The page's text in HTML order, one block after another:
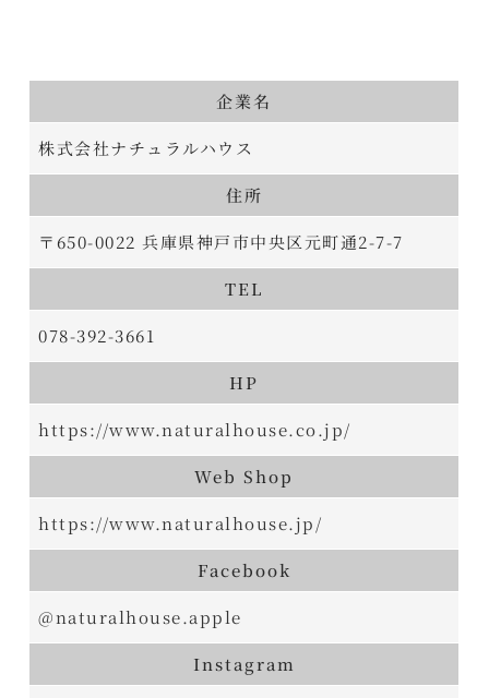
企業名
株式会社ナチュラルハウス
住所
〒650-0022 兵庫県神戸市中央区元町通2-7-7
TEL
078-392-3661
HP
https://www.naturalhouse.co.jp/
Web Shop
https://www.naturalhouse.jp/
Facebook
@naturalhouse.apple
Instagram